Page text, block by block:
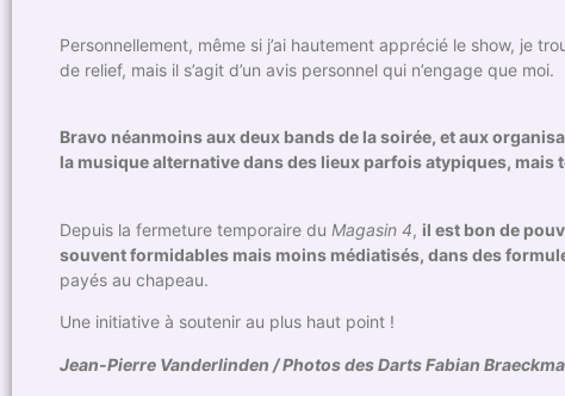
Personnellement, même si j’ai hautement apprécié le show, je
de relief, mais il s’agit d’un avis personnel qui n’engage que moi.
Bravo néanmoins aux deux bands de la soirée, et aux
la musique alternative dans des lieux parfois atypiques, mais
Depuis la fermeture temporaire du Magasin 4, il est bon de
souvent formidables mais moins médiatisés, dans des
payés au chapeau.
Une initiative à soutenir au plus haut point !
Jean-Pierre Vanderlinden / Photos des Darts Fabian